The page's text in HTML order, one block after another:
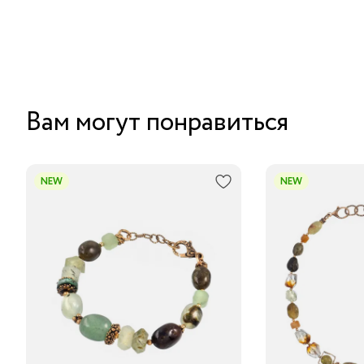
Вам могут понравиться
NEW NEW